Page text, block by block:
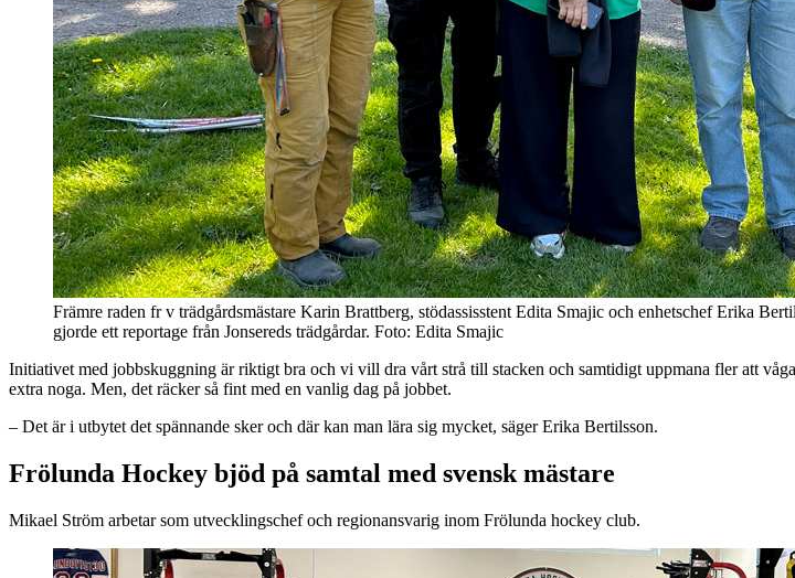
Främre raden fr v trädgårdsmästare Karin Brattberg, stödassisstent Edita Smajic och enhetschef Erika
gjorde ett reportage från Jonsereds trädgårdar. Foto: Edita Smajic
Initiativet med jobbskuggning är riktigt bra och vi vill dra vårt strå till stacken och samtidigt uppmana fler att
extra noga. Men, det räcker så fint med en vanlig dag på jobbet.
– Det är i utbytet det spännande sker och där kan man lära sig mycket, säger Erika Bertilsson.
Frölunda Hockey bjöd på samtal med svensk mästare
Mikael Ström arbetar som utvecklingschef och regionansvarig inom Frölunda hockey club.